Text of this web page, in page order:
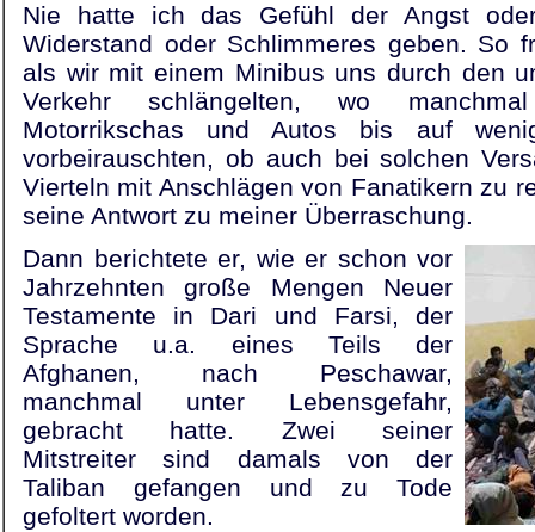
Nie hatte ich das Gefühl der Angst
Widerstand oder Schlimmeres geben. So
als wir mit einem Minibus uns durch den
Verkehr schlängelten, wo
Motorrikschas und Autos bis auf
vorbeirauschten, ob auch bei solchen
Vierteln mit Anschlägen von Fanatikern zu
seine Antwort zu meiner Überraschung.
Dann berichtete er, wie er schon vor
Jahrzehnten große Mengen Neuer
Testamente in Dari und Farsi, der
Sprache u.a. eines Teils der
Afghanen, nach Peschawar,
manchmal unter Lebensgefahr,
gebracht hatte. Zwei seiner
Mitstreiter sind damals von der
Taliban gefangen und zu Tode
gefoltert worden.